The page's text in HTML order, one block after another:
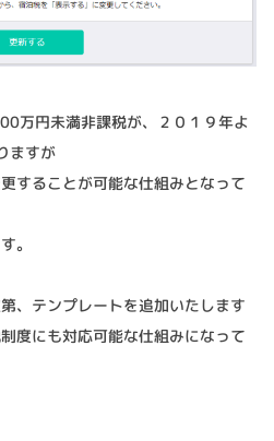
万円未満非課税が、２０１９年よ
ますが
することが可能な仕組みとなって
。
、テンプレートを追加いたします
度にも対応可能な仕組みになって